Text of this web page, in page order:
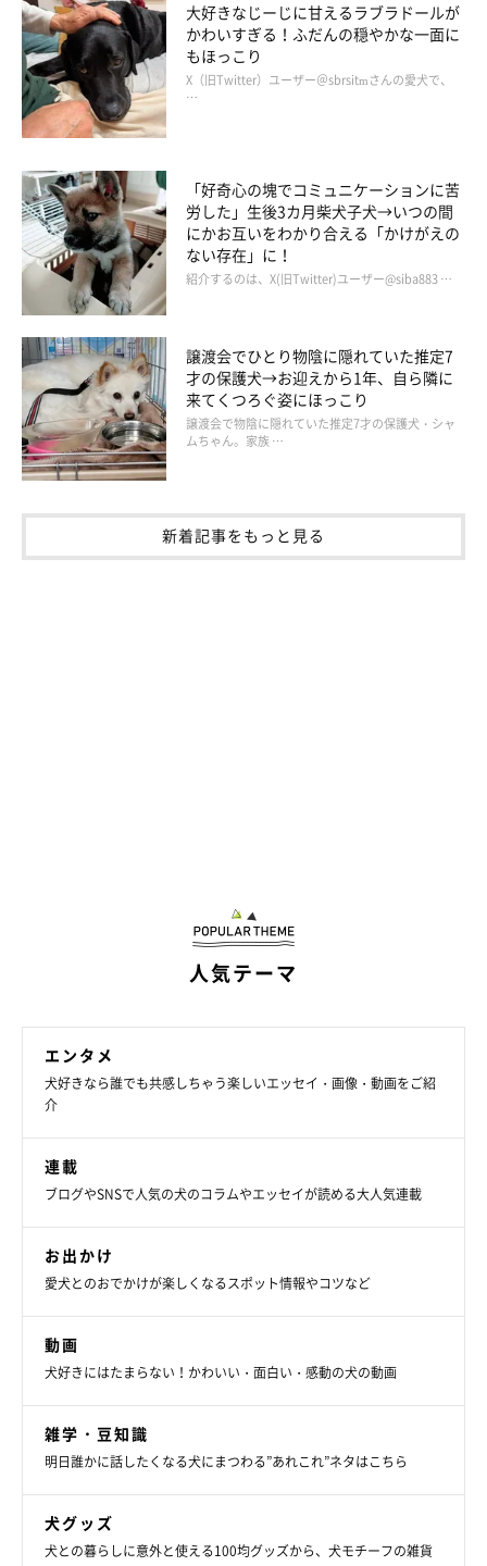
お散歩に行ったときも…
かけたときの記念写真では
けない正直者で、とっても愛嬌のあるフィスくんでした。
参照／Twitter（@8823Sugimu）
文／二宮ねこむ
大好きなじーじに甘えるラブラドールが
かわいすぎる！ふだんの穏やかな一面に
もほっこり
X（旧Twitter）ユーザー＠sbrsitmさんの愛犬で、
…
「好奇心の塊でコミュニケーションに苦
労した」生後3カ月柴犬子犬→いつの間
にかお互いをわかり合える「かけがえの
ない存在」に！
紹介するのは、X(旧Twitter)ユーザー@siba883 …
譲渡会でひとり物陰に隠れていた推定7
才の保護犬→お迎えから1年、自ら隣に
来てくつろぐ姿にほっこり
譲渡会で物陰に隠れていた推定7才の保護犬・シャ
ムちゃん。家族 …
新着記事をもっと見る
人気テーマ
エンタメ
犬好きなら誰でも共感しちゃう楽しいエッセイ・画像・動画をご紹
介
連載
ブログやSNSで人気の犬のコラムやエッセイが読める大人気連載
お出かけ
愛犬とのおでかけが楽しくなるスポット情報やコツなど
動画
犬好きにはたまらない！かわいい・面白い・感動の犬の動画
雑学・豆知識
明日誰かに話したくなる犬にまつわる”あれこれ”ネタはこちら
犬グッズ
犬との暮らしに意外と使える100均グッズから、犬モチーフの雑貨